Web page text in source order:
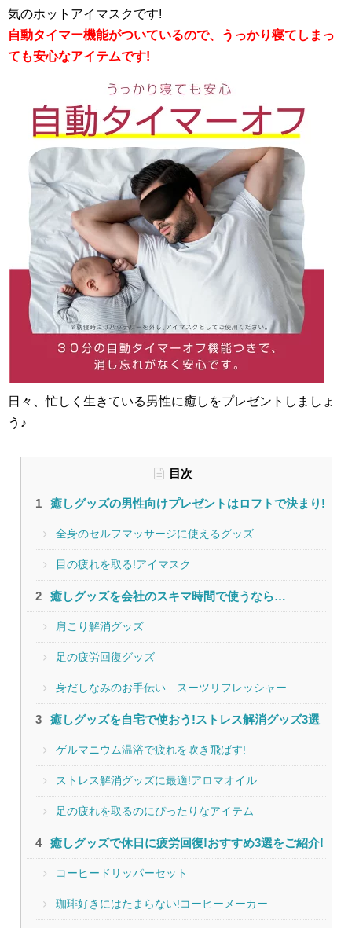
気のホットアイマスクです!
自動タイマー機能がついているので、うっかり寝てしまっ
ても安心なアイテムです!
日々、忙しく生きている男性に癒しをプレゼントしましょ
う♪
目次
癒しグッズの男性向けプレゼントはロフトで決まり!
全身のセルフマッサージに使えるグッズ
目の疲れを取る!アイマスク
癒しグッズを会社のスキマ時間で使うなら…
肩こり解消グッズ
足の疲労回復グッズ
身だしなみのお手伝い スーツリフレッシャー
癒しグッズを自宅で使おう!ストレス解消グッズ3選
ゲルマニウム温浴で疲れを吹き飛ばす!
ストレス解消グッズに最適!アロマオイル
足の疲れを取るのにぴったりなアイテム
癒しグッズで休日に疲労回復!おすすめ3選をご紹介!
コーヒードリッパーセット
珈琲好きにはたまらない!コーヒーメーカー